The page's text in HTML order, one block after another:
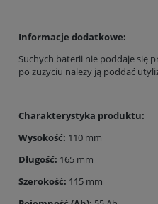
Informacje dodatkowe:
Suchych baterii nie poddaje się
po zużyciu należy ją poddać
Charakterystyka produktu:
Wysokość: 110 mm
Długość: 165 mm
Szerokość: 115 mm